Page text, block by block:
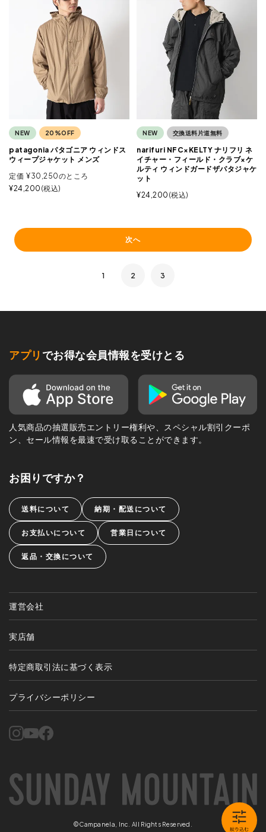
NEW 20%OFF
patagonia パタゴニア ウィンドス
ウィープジャケット メンズ
定価 ¥30,250のところ
¥24,200 税込
NEW 交換送料片道無料
narifuri NFC×KELTY ナリフリ ネ
イチャー・フィールド・クラブ×ケ
ルティ ウィンドガードザパタジャケ
ット
¥24,200 税込
次へ
1 2 3
アプリ でお得な会員情報を受けとる
人気商品の抽選販売エントリー権利や、スペシャル割引クーポ
ン、セール情報を最速で受け取ることができます。
お困りですか？
送料について 納期・配送について
お支払いについて 営業日について
返品・交換について
運営会社
実店舗
特定商取引法に基づく表示
プライバシーポリシー
©Campanela, Inc. All Rights Reserved.